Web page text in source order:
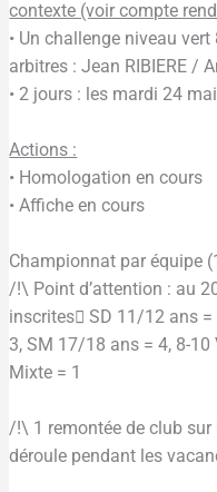
contexte (voir compte
• Un challenge niveau
arbitres : Jean RIBIERE /
• 2 jours : les mardi 24
Actions :
• Homologation en cours
• Affiche en cours
Championnat par équipe
/!\ Point d’attention : au
inscrites SD 11/12 ans
3, SM 17/18 ans = 4, 8-10
Mixte = 1
/!\ 1 remontée de club
déroule pendant les